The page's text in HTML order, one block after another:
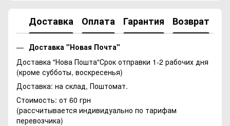
Доставка Оплата Гарантия Возврат
Доставка "Новая Почта"
Доставка "Нова Пошта"Срок отправки 1-2 рабочих дня
(кроме субботы, воскресенья)
Доставка: на склад, Поштомат.
Стоимость: от 60 грн
(рассчитывается индивидуально по тарифам
перевозчика)